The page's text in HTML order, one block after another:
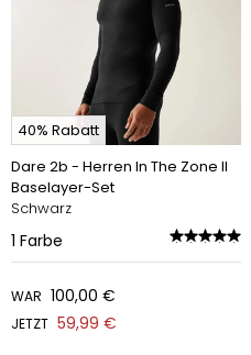
40% Rabatt
Dare 2b - Herren In The Zone II
Baselayer-Set
Schwarz
1 Farbe
WAR 100,00 €
JETZT 59,99 €